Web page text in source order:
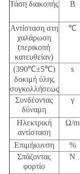
Τάση διακοπής Β
Αντίσταση στη
χαλάρωση
(περικοπή
κατευθείαν)
℃
(390℃±5℃)
δοκιμή ύλης
συγκολλήσεως
s
Συνδέοντας
δύναμη
γ
Ηλεκτρική
αντίσταση
Ω/m
Επιμήκυνση %
Σπάζοντας
φορτίο
Ν